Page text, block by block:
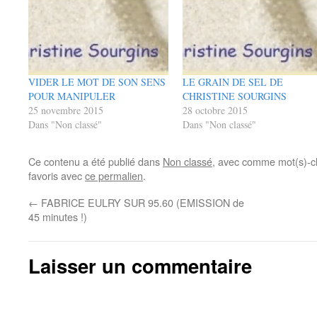
VIDER LE MOT DE SON SENS
POUR MANIPULER
25 novembre 2015
Dans "Non classé"
LE GRAIN DE SEL DE
CHRISTINE SOURGINS
28 octobre 2015
Dans "Non classé"
Ce contenu a été publié dans Non classé, avec comme mot(s)-
favoris avecce permalien.
← FABRICE EULRY SUR 95.60 (EMISSION de
45 minutes !)
Laisser un commentaire